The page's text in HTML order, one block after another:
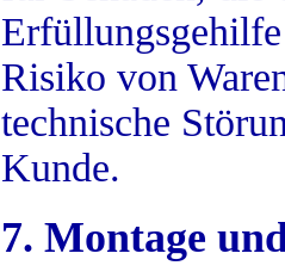
Risiko von
technische
Kunde.
7. Montage